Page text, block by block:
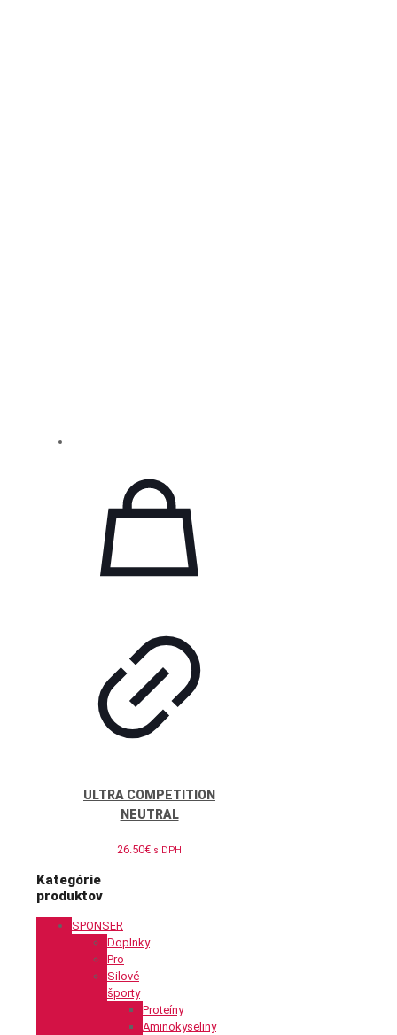
ULTRA COMPETITION
NEUTRAL
26.50€ s DPH
Kategórie
produktov
SPONSER
Doplnky
Pro
Silové
športy
Proteíny
Aminokyseliny